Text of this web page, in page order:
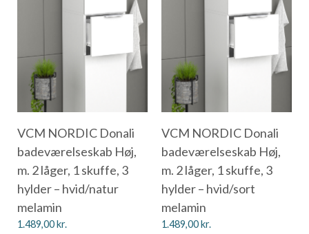
VCM NORDIC Donali
badeværelseskab Høj,
m. 2 låger, 1 skuffe, 3
hylder – hvid/natur
melamin
1.489,00kr.
VCM NORDIC Donali
badeværelseskab Høj,
m. 2 låger, 1 skuffe, 3
hylder – hvid/sort
melamin
1.489,00kr.